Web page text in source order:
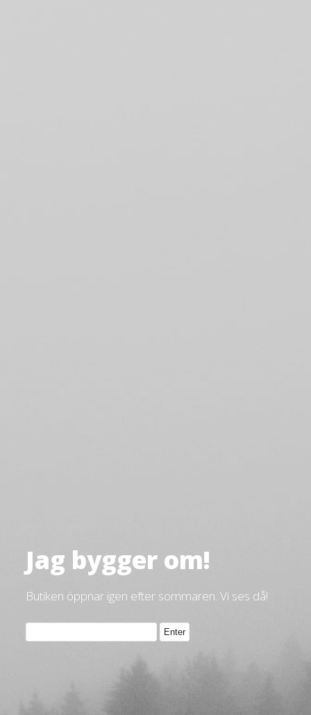
Jag bygger om!
Butiken öppnar igen efter sommaren. Vi ses då!